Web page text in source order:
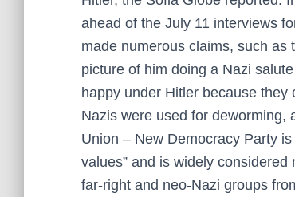
ahead of the July 11 interviews
made numerous claims, such as
picture of him doing a Nazi
happy under Hitler because
Nazis were used for
Union – New Democracy Party
values” and is widely
far-right and neo-Nazi groups